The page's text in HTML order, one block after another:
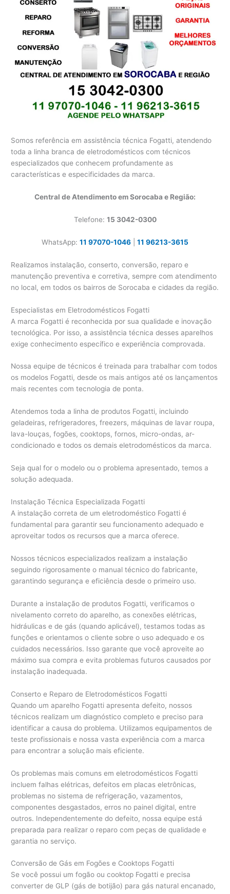
Somos referência em assistência técnica Fogatti, atendendo
toda a linha branca de eletrodomésticos com técnicos
especializados que conhecem profundamente as
características e especificidades da marca.
Central de Atendimento em Sorocaba e Região:
Telefone: 15 3042-0300
WhatsApp: 11 97070-1046 11 96213-3615
Realizamos instalação, conserto, conversão, reparo e
manutenção preventiva e corretiva, sempre com atendimento
no local, em todos os bairros de Sorocaba e cidades da região.
Especialistas em Eletrodomésticos Fogatti
A marca Fogatti é reconhecida por sua qualidade e inovação
tecnológica. Por isso, a assistência técnica desses aparelhos
exige conhecimento específico e experiência comprovada.
Nossa equipe de técnicos é treinada para trabalhar com todos
os modelos Fogatti, desde os mais antigos até os lançamentos
mais recentes com tecnologia de ponta.
Atendemos toda a linha de produtos Fogatti, incluindo
geladeiras, refrigeradores, freezers, máquinas de lavar roupa,
lava-louças, fogões, cooktops, fornos, micro-ondas, ar-
condicionado e todos os demais eletrodomésticos da marca.
Seja qual for o modelo ou o problema apresentado, temos a
solução adequada.
Instalação Técnica Especializada Fogatti
A instalação correta de um eletrodoméstico Fogatti é
fundamental para garantir seu funcionamento adequado e
aproveitar todos os recursos que a marca oferece.
Nossos técnicos especializados realizam a instalação
seguindo rigorosamente o manual técnico do fabricante,
garantindo segurança e eficiência desde o primeiro uso.
Durante a instalação de produtos Fogatti, verificamos o
nivelamento correto do aparelho, as conexões elétricas,
hidráulicas e de gás (quando aplicável), testamos todas as
funções e orientamos o cliente sobre o uso adequado e os
cuidados necessários. Isso garante que você aproveite ao
máximo sua compra e evita problemas futuros causados por
instalação inadequada.
Conserto e Reparo de Eletrodomésticos Fogatti
Quando um aparelho Fogatti apresenta defeito, nossos
técnicos realizam um diagnóstico completo e preciso para
identificar a causa do problema. Utilizamos equipamentos de
teste profissionais e nossa vasta experiência com a marca
para encontrar a solução mais eficiente.
Os problemas mais comuns em eletrodomésticos Fogatti
incluem falhas elétricas, defeitos em placas eletrônicas,
problemas no sistema de refrigeração, vazamentos,
componentes desgastados, erros no painel digital, entre
outros. Independentemente do defeito, nossa equipe está
preparada para realizar o reparo com peças de qualidade e
garantia no serviço.
Conversão de Gás em Fogões e Cooktops Fogatti
Se você possui um fogão ou cooktop Fogatti e precisa
converter de GLP (gás de botijão) para gás natural encanado,